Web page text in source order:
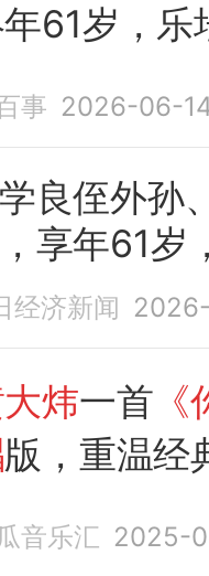
61岁，乐
事 2026-06-
良侄外孙、
，享年61
经济新闻
炜一首
版，重温经
音乐汇 2025-